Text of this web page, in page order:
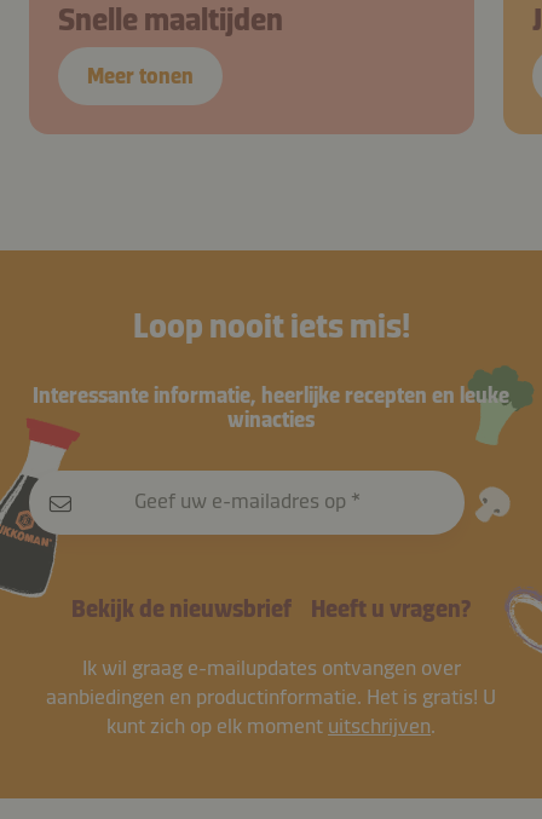
Snelle maaltijden
Meer tonen
Loop nooit iets mis!
Interessante informatie, heerlijke recepten en leuke
winacties
Geef uw e-mailadres op
Bekijk de nieuwsbrief Heeft u vragen?
Ik wil graag e-mailupdates ontvangen over
aanbiedingen en productinformatie. Het is gratis! U
kunt zich op elk moment uitschrijven.